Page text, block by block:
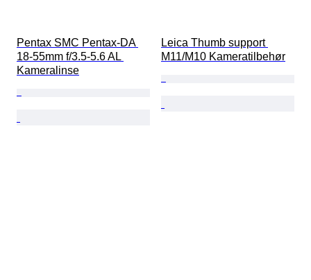
Pentax SMC Pentax-DA
18-55mm f/3.5-5.6 AL
Kameralinse
Leica Thumb support
M11/M10 Kameratilbehør